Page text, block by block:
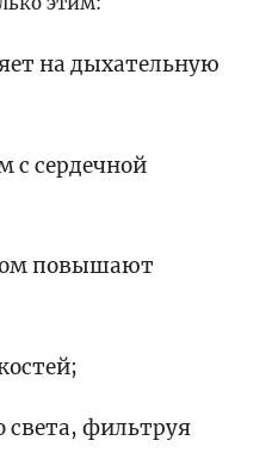
на дыхательную
с сердечной
повышают
света, фильтруя